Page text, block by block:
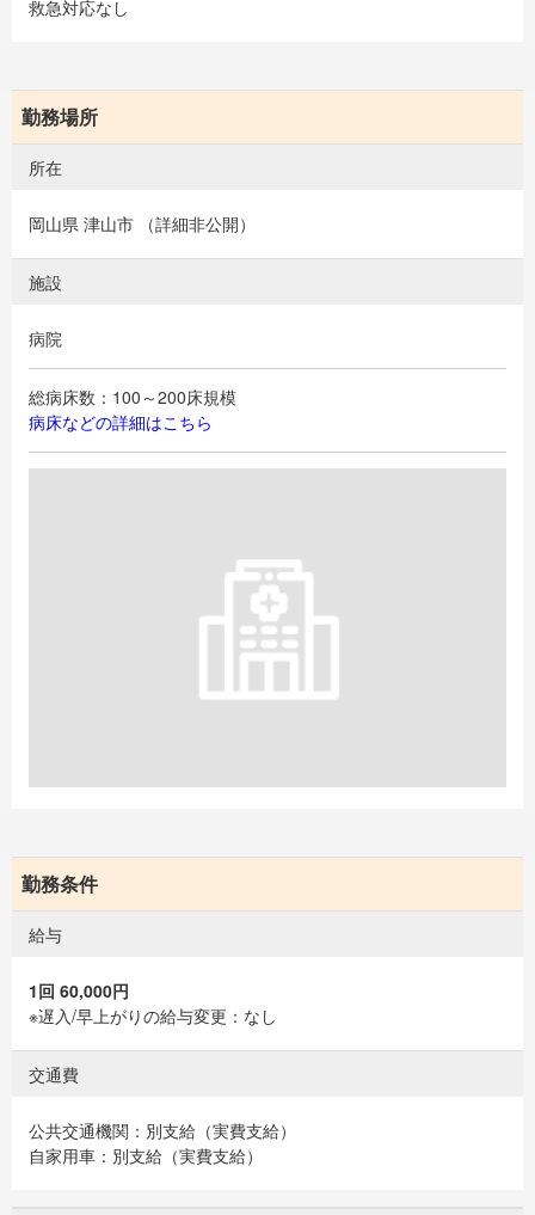
救急対応なし
勤務場所
所在
岡山県 津山市 （詳細非公開）
施設
病院
総病床数：100～200床規模
病床などの詳細はこちら
勤務条件
給与
1回 60,000円
※遅入/早上がりの給与変更：なし
交通費
公共交通機関：別支給（実費支給）
自家用車：別支給（実費支給）